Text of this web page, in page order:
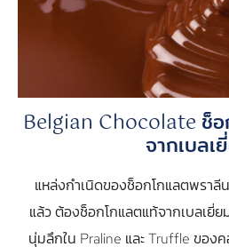
Belgian Chocolate ช็
จากเบลเ
แหล่งกำเนิดของช็อกโกแลตพรา
แล้ว ต้องช็อกโกแลตแท้จากเบลเยี่ย
นุ่มลึกใน Praline และ Truffle ของ